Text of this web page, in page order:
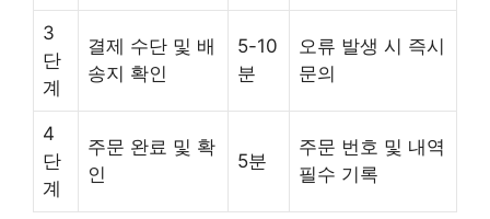
3
단
계
결제 수단 및 배
송지 확인
5-10
분
오류 발생 시 즉시
문의
4
단
계
주문 완료 및 확
인
5분
주문 번호 및 내역
필수 기록